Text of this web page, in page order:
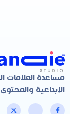
مساعدة العلامات
الإبداعية